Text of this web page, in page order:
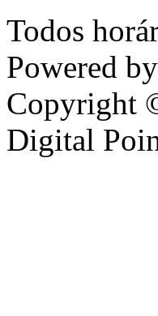
Todos
Powered
Copyright
Digital